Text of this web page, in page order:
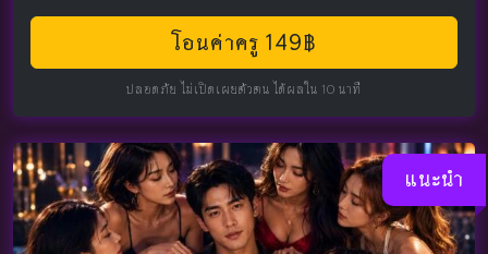
โอนค่าครู 149฿
ปลอดภัย ไม่เปิดเผยตัวตน ได้ผลใน 10 นาที
แนะนำ